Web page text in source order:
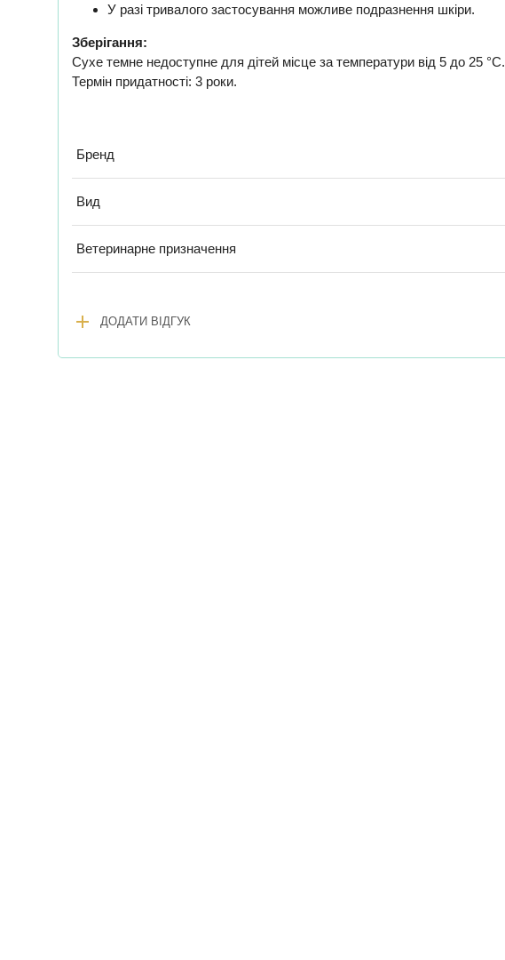
У разі тривалого застосування можливе подразнення шкіри.
Зберігання:
Сухе темне недоступне для дітей місце за температури від 5 до 25 °С.
Термін придатності: 3 роки.
Бренд
Вид
Ветеринарне призначення
add ДОДАТИ ВІДГУК